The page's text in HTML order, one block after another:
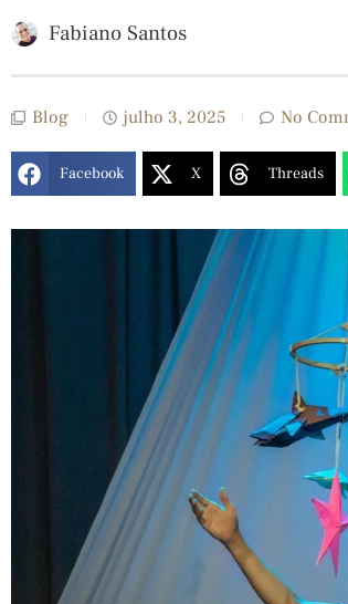
Fabiano Santos
Blog julho 3, 2025 No
Facebook X Threads